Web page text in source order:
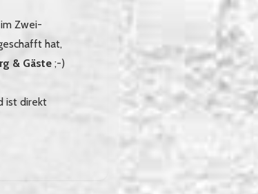
Zwei-
hat,
& Gäste ;-)
ist direkt